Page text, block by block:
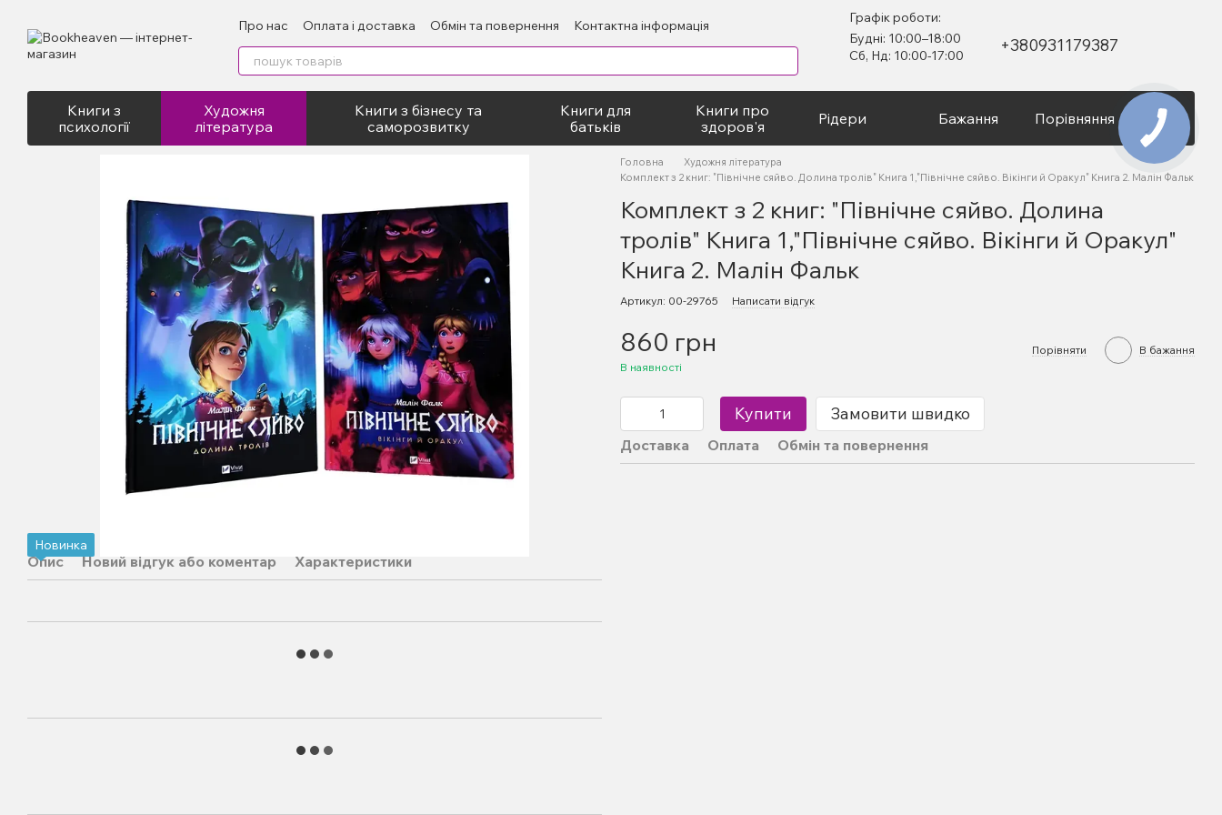
Про нас Оплата і доставка Обмін та повернення
Контактна інформація
Відгуки про магазин
Публічний договір
Графік роботи:
Будні: 10:00–18:00
Сб, Нд: 10:00-17:00
+380931179387
Книги з
психології
Художня
література
Книги з бізнесу та
саморозвитку
Книги для
батьків
Книги про
здоров'я
Рідери Бажання Порівняння Вхід
Новинка
Опис Новий відгук або коментар Характеристики
Головна
Художня література
Комплект з 2 книг: "Північне сяйво. Долина тролів" Книга 1,"Північне сяйво. Вікінги й Оракул" Книга 2. Малін Фальк
Комплект з 2 книг: "Північне сяйво. Долина
тролів" Книга 1,"Північне сяйво. Вікінги й Оракул"
Книга 2. Малін Фальк
Артикул: 00-29765 Написати відгук
860 грн
В наявності
Порівняти В бажання
Купити Замовити швидко
Доставка Оплата Обмін та повернення